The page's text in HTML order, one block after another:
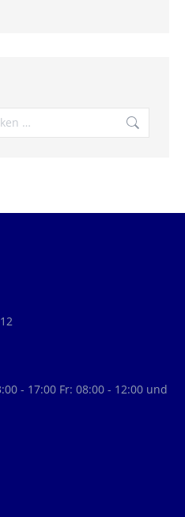
- 17:00 Fr: 08:00 - 12:00 und